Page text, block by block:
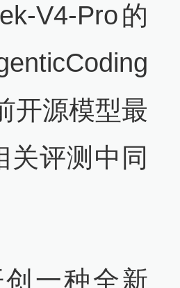
V4-Pro的
开源模型最
关评测中同
一种全新